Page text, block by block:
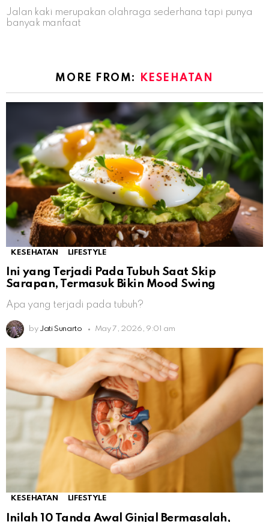
Jalan kaki merupakan olahraga sederhana tapi punya
banyak manfaat
MORE FROM: KESEHATAN
KESEHATAN LIFESTYLE
Ini yang Terjadi Pada Tubuh Saat Skip
Sarapan, Termasuk Bikin Mood Swing
Apa yang terjadi pada tubuh?
by Jati Sunarto May 7, 2026, 9:01 am
KESEHATAN LIFESTYLE
Inilah 10 Tanda Awal Ginjal Bermasalah,